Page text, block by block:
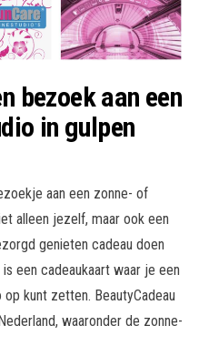
bezoek aan een
in gulpen
aan een zonne- of
alleen jezelf, maar ook een
genieten cadeau doen
een cadeaukaart waar je een
kunt zetten. BeautyCadeau
waaronder de zonne-